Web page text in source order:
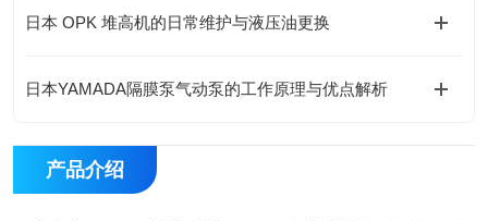
日本 OPK 堆高机的日常维护与液压油更换
日本YAMADA隔膜泵气动泵的工作原理与优点解析
产品介绍